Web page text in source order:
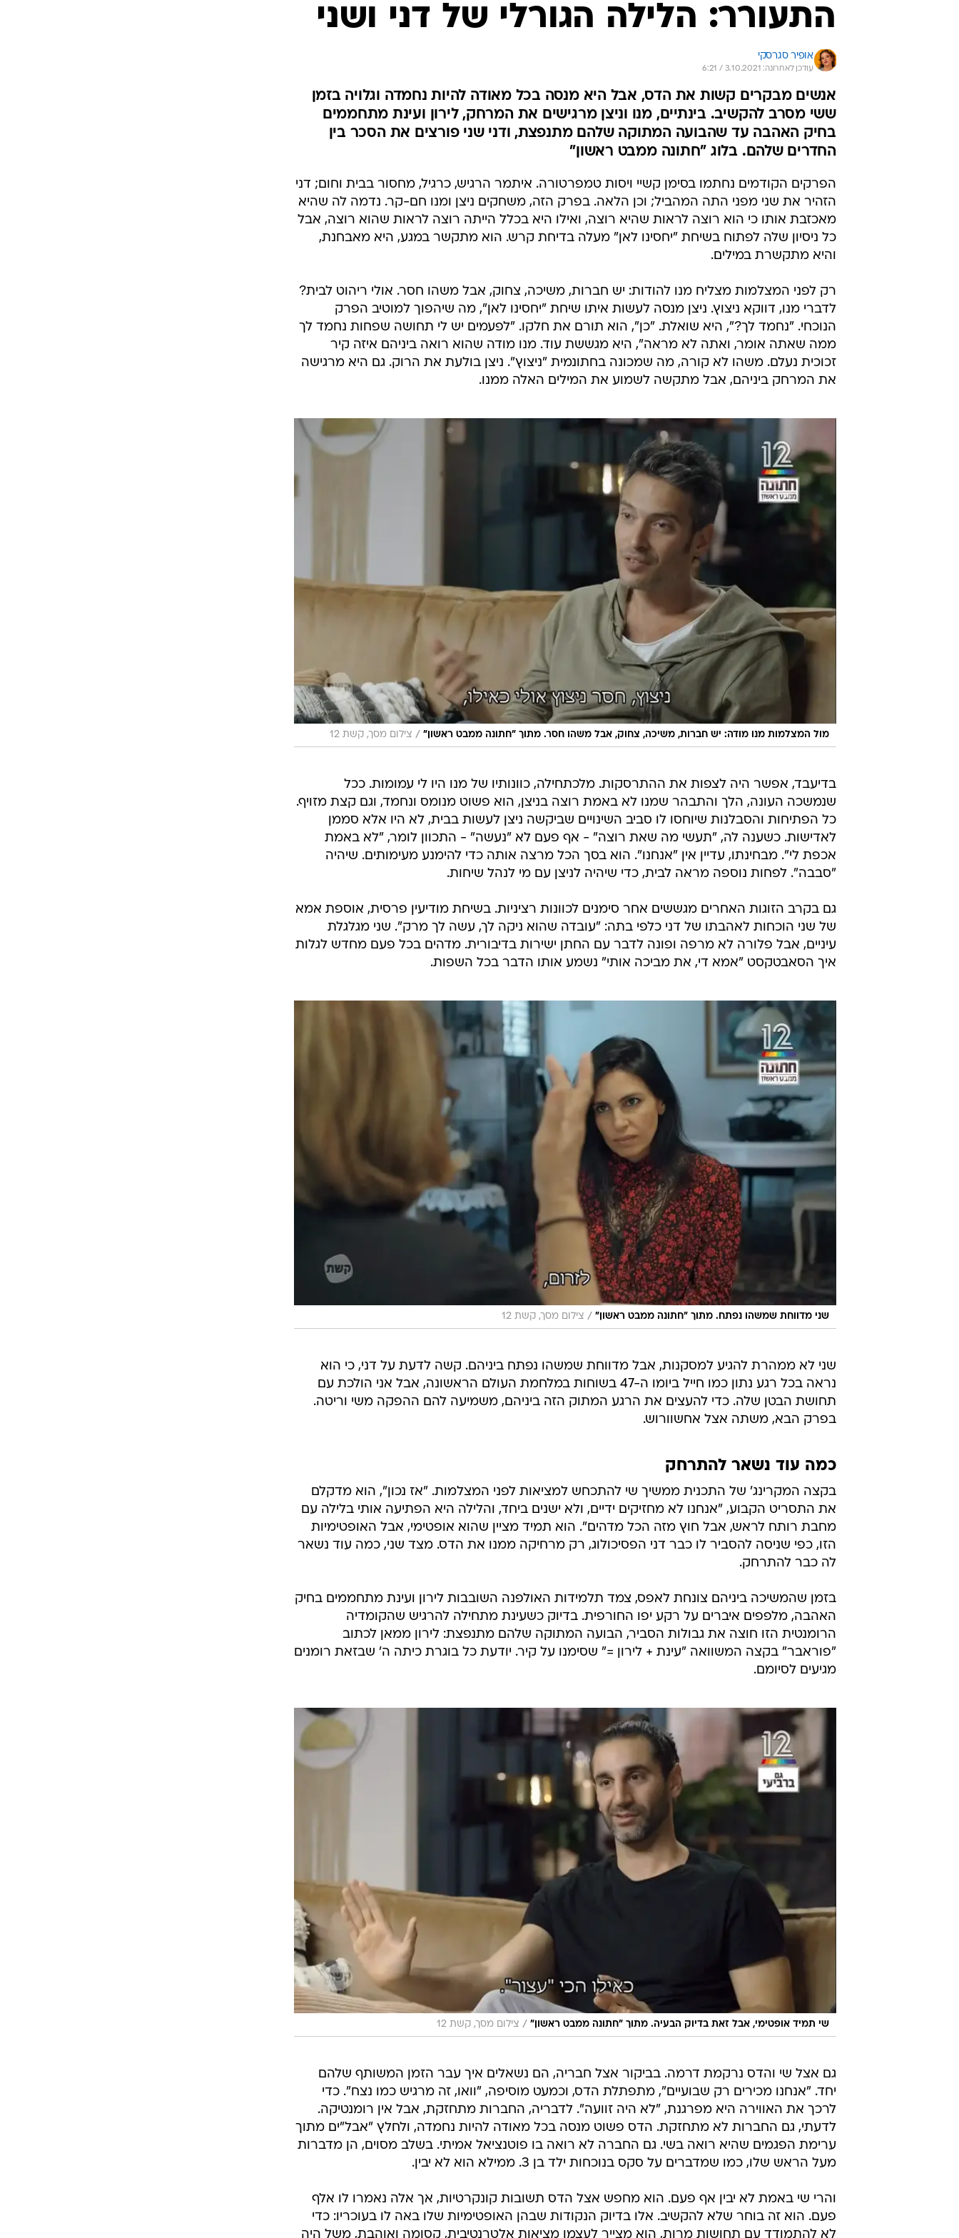
התעורר: הלילה הגורלי של דני ושני
אופיר סגרסקי
עודכן לאחרונה: 3.10.2021 / 6:21
אנשים מבקרים קשות את הדס, אבל היא מנסה בכל מאודה להיות נחמדה וגלויה בזמן
ששי מסרב להקשיב. בינתיים, מנו וניצן מרגישים את המרחק, לירון ועינת מתחממים
בחיק האהבה עד שהבועה המתוקה שלהם מתנפצת, ודני שני פורצים את הסכר בין
החדרים שלהם. בלוג "חתונה ממבט ראשון"
הפרקים הקודמים נחתמו בסימן קשיי ויסות טמפרטורה. איתמר הרגיש, כרגיל, מחסור בבית וחום; דני
הזהיר את שני מפני התה המהביל; וכן הלאה. בפרק הזה, משחקים ניצן ומנו חם-קר. נדמה לה שהיא
מאכזבת אותו כי הוא רוצה לראות שהיא רוצה, ואילו היא בכלל הייתה רוצה לראות שהוא רוצה, אבל
כל ניסיון שלה לפתוח בשיחת "יחסינו לאן" מעלה בדיחת קרש. הוא מתקשר במגע, היא מאבחנת,
והיא מתקשרת במילים.
רק לפני המצלמות מצליח מנו להודות: יש חברות, משיכה, צחוק, אבל משהו חסר. אולי ריהוט לבית?
לדברי מנו, דווקא ניצוץ. ניצן מנסה לעשות איתו שיחת "יחסינו לאן", מה שיהפוך למוטיב הפרק
הנוכחי. "נחמד לך?", היא שואלת. "כן", הוא תורם את חלקו. "לפעמים יש לי תחושה שפחות נחמד לך
ממה שאתה אומר, ואתה לא מראה", היא מגששת עוד. מנו מודה שהוא רואה ביניהם איזה קיר
זכוכית נעלם. משהו לא קורה, מה שמכונה בחתונמית "ניצוץ". ניצן בולעת את הרוק. גם היא מרגישה
את המרחק ביניהם, אבל מתקשה לשמוע את המילים האלה ממנו.
מול המצלמות מנו מודה: יש חברות, משיכה, צחוק, אבל משהו חסר. מתוך "חתונה ממבט ראשון" / צילום מסך, קשת 12
בדיעבד, אפשר היה לצפות את ההתרסקות. מלכתחילה, כוונותיו של מנו היו לי עמומות. ככל
שנמשכה העונה, הלך והתבהר שמנו לא באמת רוצה בניצן, הוא פשוט מנומס ונחמד, וגם קצת מזויף.
כל הפתיחות והסבלנות שיוחסו לו סביב השינויים שביקשה ניצן לעשות בבית, לא היו אלא סממן
לאדישות. כשענה לה, "תעשי מה שאת רוצה" - אף פעם לא "נעשה" - התכוון לומר, "לא באמת
אכפת לי". מבחינתו, עדיין אין "אנחנו". הוא בסך הכל מרצה אותה כדי להימנע מעימותים. שיהיה
"סבבה". לפחות נוספה מראה לבית, כדי שיהיה לניצן עם מי לנהל שיחות.
גם בקרב הזוגות האחרים מגששים אחר סימנים לכוונות רציניות. בשיחת מודיעין פרסית, אוספת אמא
של שני הוכחות לאהבתו של דני כלפי בתה: "עובדה שהוא ניקה לך, עשה לך מרק". שני מגלגלת
עיניים, אבל פלורה לא מרפה ופונה לדבר עם החתן ישירות בדיבורית. מדהים בכל פעם מחדש לגלות
איך הסאבטקסט "אמא די, את מביכה אותי" נשמע אותו הדבר בכל השפות.
שני מדווחת שמשהו נפתח. מתוך "חתונה ממבט ראשון" / צילום מסך, קשת 12
שני לא ממהרת להגיע למסקנות, אבל מדווחת שמשהו נפתח ביניהם. קשה לדעת על דני, כי הוא
נראה בכל רגע נתון כמו חייל ביומו ה-47 בשוחות במלחמת העולם הראשונה, אבל אני הולכת עם
תחושת הבטן שלה. כדי להעצים את הרגע המתוק הזה ביניהם, משמיעה להם ההפקה משי וריטה.
בפרק הבא, משתה אצל אחשוורוש.
כמה עוד נשאר להתרחק
בקצה המקרינג' של התכנית ממשיך שי להתכחש למציאות לפני המצלמות. "אז נכון", הוא מדקלם
את התסריט הקבוע, "אנחנו לא מחזיקים ידיים, ולא ישנים ביחד, והלילה היא הפתיעה אותי בלילה עם
מחבת רותח לראש, אבל חוץ מזה הכל מדהים". הוא תמיד מציין שהוא אופטימי, אבל האופטימיות
הזו, כפי שניסה להסביר לו כבר דני הפסיכולוג, רק מרחיקה ממנו את הדס. מצד שני, כמה עוד נשאר
לה כבר להתרחק.
בזמן שהמשיכה ביניהם צונחת לאפס, צמד תלמידות האולפנה השובבות לירון ועינת מתחממים בחיק
האהבה, מלפפים איברים על רקע יפו החורפית. בדיוק כשעינת מתחילה להרגיש שהקומדיה
הרומנטית הזו חוצה את גבולות הסביר, הבועה המתוקה שלהם מתנפצת: לירון ממאן לכתוב
"פוראבר" בקצה המשוואה "עינת + לירון =" שסימנו על קיר. יודעת כל בוגרת כיתה ה' שבזאת רומנים
מגיעים לסיומם.
שי תמיד אופטימי, אבל זאת בדיוק הבעיה. מתוך "חתונה ממבט ראשון" / צילום מסך, קשת 12
גם אצל שי והדס נרקמת דרמה. בביקור אצל חבריה, הם נשאלים איך עבר הזמן המשותף שלהם
יחד. "אנחנו מכירים רק שבועיים", מתפתלת הדס, וכמעט מוסיפה, "וואו, זה מרגיש כמו נצח". כדי
לרכך את האווירה היא מפרגנת, "לא היה זוועה". לדבריה, החברות מתחזקת, אבל אין רומנטיקה.
לדעתי, גם החברות לא מתחזקת. הדס פשוט מנסה בכל מאודה להיות נחמדה, ולחלץ "אבל"ים מתוך
ערימת הפגמים שהיא רואה בשי. גם החברה לא רואה בו פוטנציאל אמיתי. בשלב מסוים, הן מדברות
מעל הראש שלו, כמו שמדברים על סקס בנוכחות ילד בן 3. ממילא הוא לא יבין.
והרי שי באמת לא יבין אף פעם. הוא מחפש אצל הדס תשובות קונקרטיות, אך אלה נאמרו לו אלף
פעם. הוא זה בוחר שלא להקשיב. אלו בדיוק הנקודות שבהן האופטימיות שלו באה לו בעוכריו: כדי
לא להתמודד עם תחושות מרות, הוא מצייר לעצמו מציאות אלטרנטיבית, קסומה ואוהבת, משל היה